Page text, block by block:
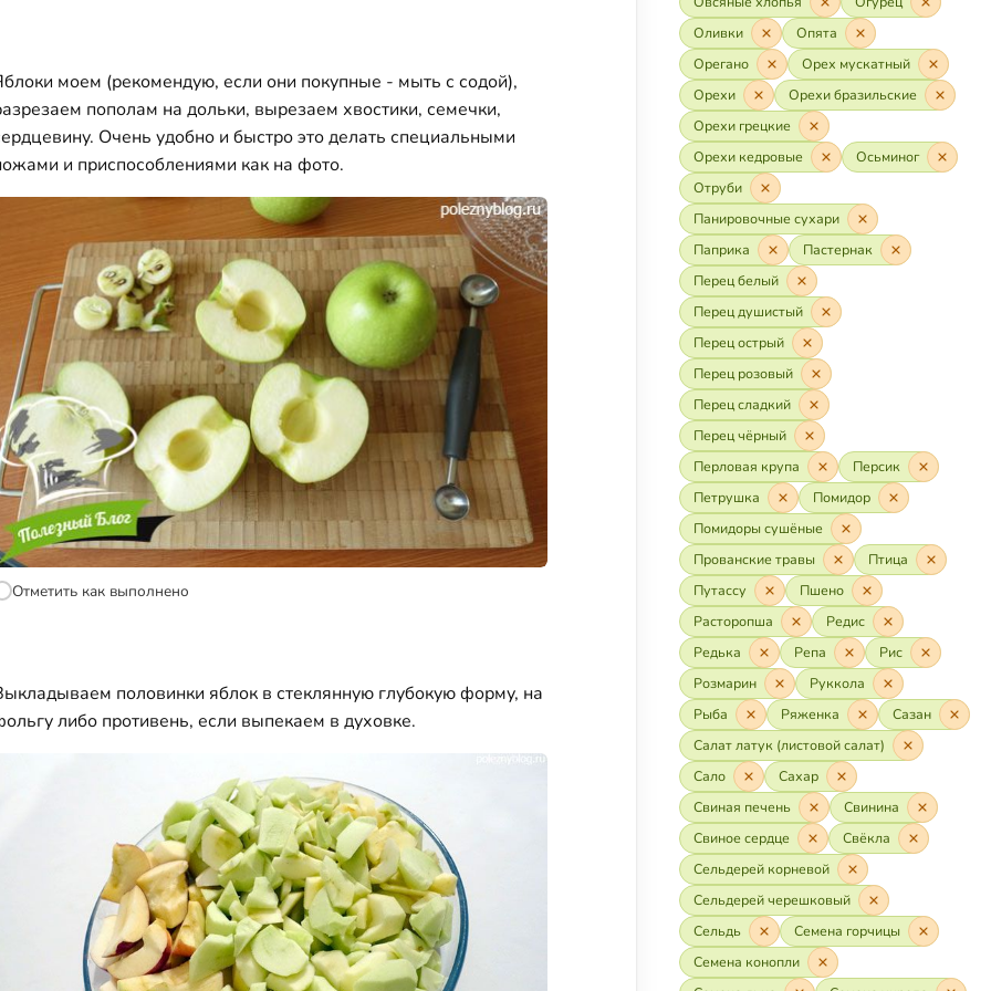
моем (рекомендую, если они покупные - мыть с содой),
пополам на дольки, вырезаем хвостики, семечки,
Очень удобно и быстро это делать специальными
и приспособлениями как на фото.
Отметить как выполнено
половинки яблок в стеклянную глубокую форму, на
либо противень, если выпекаем в духовке.
Оливки
Опята
Орегано
Орех мускатный
Орехи
Орехи бразильские
Орехи грецкие
Орехи кедровые
Осьминог
Отруби
Панировочные сухари
Паприка
Пастернак
Перец белый
Перец душистый
Перец острый
Перец розовый
Перец сладкий
Перец чёрный
Перловая крупа
Персик
Петрушка
Помидор
Помидоры сушёные
Прованские травы
Птица
Путассу
Пшено
Расторопша
Редис
Редька
Репа
Рис
Розмарин
Руккола
Рыба
Ряженка
Сазан
Салат латук (листовой салат)
Сало
Сахар
Свиная печень
Свинина
Свиное сердце
Свёкла
Сельдерей корневой
Сельдерей черешковый
Сельдь
Семена горчицы
Семена конопли